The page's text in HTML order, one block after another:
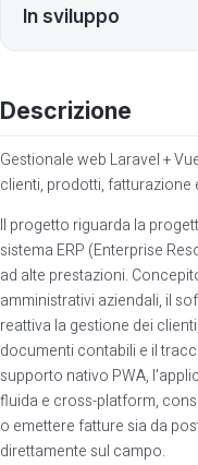
In sviluppo
Descrizione
Gestionale web Laravel +
clienti, prodotti, fatturazione
Il progetto riguarda la
sistema ERP (Enterprise
ad alte prestazioni.
amministrativi aziendali, il
reattiva la gestione dei
documenti contabili e il
supporto nativo PWA,
fluida e cross-platform,
o emettere fatture sia da
direttamente sul campo.